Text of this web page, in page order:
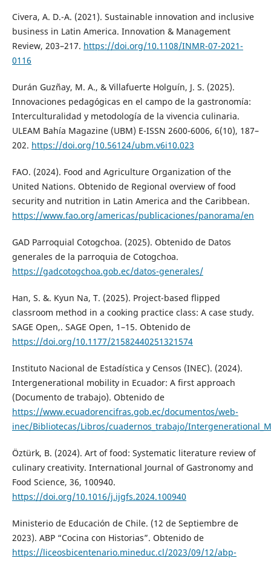
Civera, A. D.-A. (2021). Sustainable innovation and inclusive
business in Latin America. Innovation & Management
Review, 203–217. https://doi.org/10.1108/INMR-07-2021-
0116
Durán Guzñay, M. A., & Villafuerte Holguín, J. S. (2025).
Innovaciones pedagógicas en el campo de la gastronomía:
Interculturalidad y metodología de la vivencia culinaria.
ULEAM Bahía Magazine (UBM) E-ISSN 2600-6006, 6(10), 187–
202. https://doi.org/10.56124/ubm.v6i10.023
FAO. (2024). Food and Agriculture Organization of the
United Nations. Obtenido de Regional overview of food
security and nutrition in Latin America and the Caribbean.
https://www.fao.org/americas/publicaciones/panorama/en
GAD Parroquial Cotogchoa. (2025). Obtenido de Datos
generales de la parroquia de Cotogchoa.
https://gadcotogchoa.gob.ec/datos-generales/
Han, S. &. Kyun Na, T. (2025). Project-based flipped
classroom method in a cooking practice class: A case study.
SAGE Open,. SAGE Open, 1–15. Obtenido de
https://doi.org/10.1177/21582440251321574
Instituto Nacional de Estadística y Censos (INEC). (2024).
Intergenerational mobility in Ecuador: A first approach
(Documento de trabajo). Obtenido de
https://www.ecuadorencifras.gob.ec/documentos/web-
inec/Bibliotecas/Libros/cuadernos_trabajo/
Öztürk, B. (2024). Art of food: Systematic literature review of
culinary creativity. International Journal of Gastronomy and
Food Science, 36, 100940.
https://doi.org/10.1016/j.ijgfs.2024.100940
Ministerio de Educación de Chile. (12 de Septiembre de
2023). ABP “Cocina con Historias”. Obtenido de
https://liceosbicentenario.mineduc.cl/2023/09/12/abp-